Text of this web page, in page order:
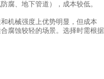
腐、地下管道），成本较低。
机械强度上优势明显，但成本
腐蚀较轻的场景。选择时需根据